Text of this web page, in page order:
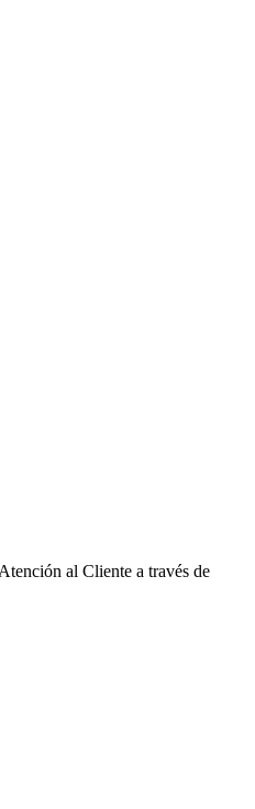
al Cliente a través de